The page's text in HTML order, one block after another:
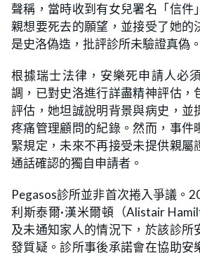
聲稱，當時收到有女兒署名「信件
親想要死去的願望，並接受了她的
是史洛偽造，批評診所未驗證真偽。
根據瑞士法律，安樂死申請人必
調，已對史洛進行詳盡精神評估，
評估，她坦誠說明背景與病史，並
疼痛管理顧問的紀錄。然而，事件
緊規定，未來不再接受未提供親屬
通話確認的獨自申請者。
Pegasos診所並非首次捲入爭議。
利斯泰爾·漢米爾頓（Alistair
及未通知家人的情況下，於該診所
發質疑。診所事後承諾會在協助安